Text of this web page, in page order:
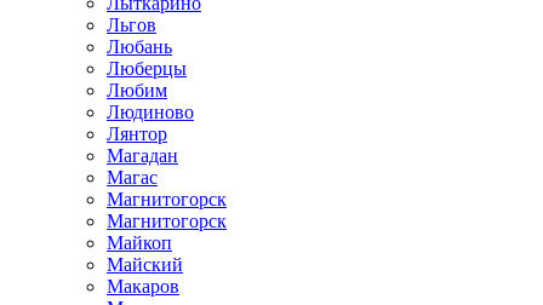
Льгов
Любань
Люберцы
Любим
Людиново
Лянтор
Магадан
Магас
Магнитогорск
Магнитогорск
Майкоп
Майский
Макаров